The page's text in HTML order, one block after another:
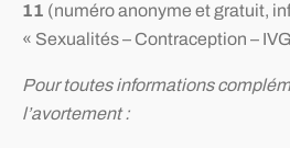
11 (numéro anonyme et gratuit,
« Sexualités – Contraception –
Pour toutes informations
l’avortement :